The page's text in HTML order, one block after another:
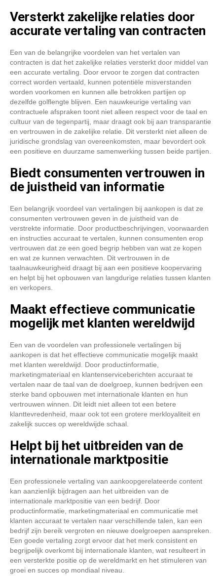
Versterkt zakelijke relaties door
accurate vertaling van contracten
Een van de belangrijke voordelen van het vertalen van
contracten is dat het zakelijke relaties versterkt door middel van
een accurate vertaling. Door ervoor te zorgen dat contracten
correct worden vertaald, kunnen potentiële misverstanden
worden voorkomen en kunnen alle betrokken partijen op
dezelfde golflengte blijven. Een nauwkeurige vertaling van
contractuele afspraken toont niet alleen respect voor de taal en
cultuur van de tegenpartij, maar draagt ook bij aan transparantie
en vertrouwen in de zakelijke relatie. Dit versterkt niet alleen de
juridische grondslag van overeenkomsten, maar bevordert ook
een positieve en duurzame samenwerking tussen beide partijen.
Biedt consumenten vertrouwen in
de juistheid van informatie
Een belangrijk voordeel van vertalingen bij aankopen is dat ze
consumenten vertrouwen geven in de juistheid van de
verstrekte informatie. Door productbeschrijvingen, voorwaarden
en instructies accuraat te vertalen, kunnen consumenten erop
vertrouwen dat ze een goed begrip hebben van wat ze kopen
en wat ze kunnen verwachten. Dit vertrouwen in de
taalnauwkeurigheid draagt bij aan een positieve koopervaring
en helpt bij het opbouwen van langdurige relaties tussen klanten
en verkopers.
Maakt effectieve communicatie
mogelijk met klanten wereldwijd
Een van de voordelen van professionele vertalingen bij
aankopen is dat het effectieve communicatie mogelijk maakt
met klanten wereldwijd. Door productinformatie,
marketingmateriaal en klantenserviceberichten accuraat te
vertalen naar de taal van de doelgroep, kunnen bedrijven een
sterke band opbouwen met internationale klanten en hun
vertrouwen winnen. Dit leidt niet alleen tot een betere
klanttevredenheid, maar ook tot een grotere merkloyaliteit en
zakelijk succes op wereldwijde schaal.
Helpt bij het uitbreiden van de
internationale marktpositie
Een professionele vertaling van aankoopgerelateerde content
kan aanzienlijk bijdragen aan het uitbreiden van de
internationale marktpositie van een bedrijf. Door
productinformatie, marketingmateriaal en communicatie met
klanten accuraat te vertalen naar verschillende talen, kan een
bedrijf zijn bereik vergroten en nieuwe doelgroepen aanspreken.
Een goede vertaling zorgt ervoor dat het merk consistent en
begrijpelijk overkomt bij internationale klanten, wat resulteert in
een versterkte positie op de wereldmarkt en het stimuleren van
groei en succes op mondiaal niveau.